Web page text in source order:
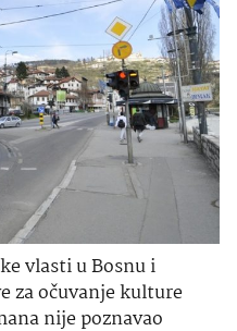
vlasti u Bosnu i
za očuvanje kulture
nije poznavao